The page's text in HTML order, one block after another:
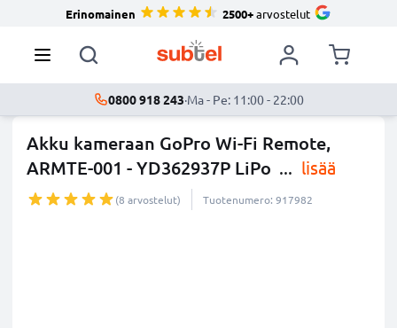
Erinomainen 2500+arvostelut
0800 918 243·Ma - Pe: 11:00 - 22:00
Akku kameraan GoPro Wi-Fi Remote,
ARMTE-001 - YD362937P LiPo ... lisää
(8 arvostelut) Tuotenumero: 917982